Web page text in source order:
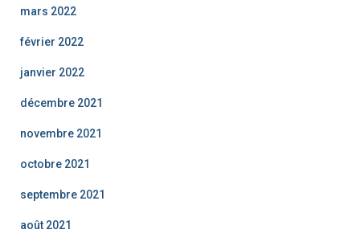
mars 2022
février 2022
janvier 2022
décembre 2021
novembre 2021
octobre 2021
septembre 2021
août 2021